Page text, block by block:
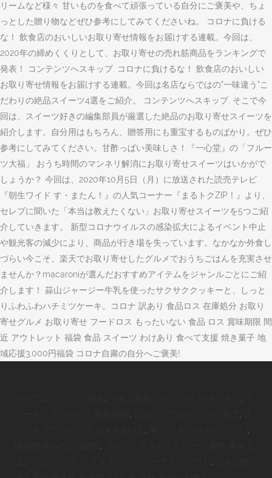
リームなど様々 甘いものを食べて頑張っている自分にご褒美や、ちょ
っとした贈り物などぜひ参考にしてみてくださいね。 コロナに負ける
な！ 飲食店のおいしいお取り寄せ情報をお届けする連載。今回は、
2020年の締めくくりとして、お取り寄せの売れ筋商品をランキングで
発表！ コンテンツへスキップ. コロナに負けるな！ 飲食店のおいしい
お取り寄せ情報をお届けする連載。今回は名店ならではの"一味違う"こ
だわりの絶品スイーツ4選をご紹介。 コンテンツへスキップ. そこで今
回は、スイーツ好きの編集部員が厳選した絶品のお取り寄せスイーツを
紹介します。自分用はもちろん、贈答用にも重宝するものばかり。ぜひ
参考にしてみてください。甘酢っぱい美味しさ！『一心堂』の「フルー
ツ大福」 おうち時間のマンネリ解消にお取り寄せスイーツはいかがで
しょうか？ 今回は、2020年10月5日（月）に放送された読売テレビ
『朝生ワイド す・またん！』の人気コーナー『まるトクZIP！』より、
セレブに聞いた「本当は教えたくない」お取り寄せスイーツを5つご紹
介していきます。 新型コロナウイルスの感染拡大によるイベント中止
や観光客の減少により、商品が行き場を失っています。なかなか外食し
づらい今こそ、楽天でお取り寄せしたグルメでおうちごはんを充実させ
ませんか？macaroniが選んだおすすめアイテムをジャンルごとにご紹
介します！ 蒜山ジャージー牛乳を使ったサクサククッキーと、しっと
りふわふわハチミツケーキ。コロナ 訳あり 食品ロス 在庫処分 お取り
寄せグルメ お取り寄せ フードロス もったいない 食品 ロス 賞味期限 間
近 アウトレット 福袋 食品 スイーツ わけあり 食べて支援 焼き菓子 地
域応援3,000円福袋 コロナ自粛の自分へご褒美!